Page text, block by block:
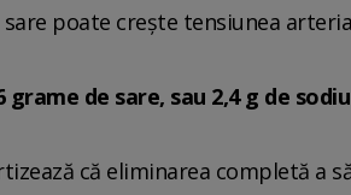
poate crește tensiunea
de sare, sau 2,4 g de
că eliminarea completă a